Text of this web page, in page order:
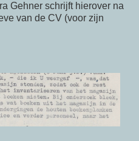
Gehner schrijft hierover na
van de CV (voor zijn